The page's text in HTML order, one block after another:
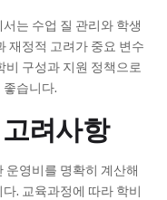
는 수업 질 관리와 학생
재정적 고려가 중요 변수
비 구성과 지원 정책으로
습니다.
려사항
운영비를 명확히 계산해
. 교육과정에 따라 학비